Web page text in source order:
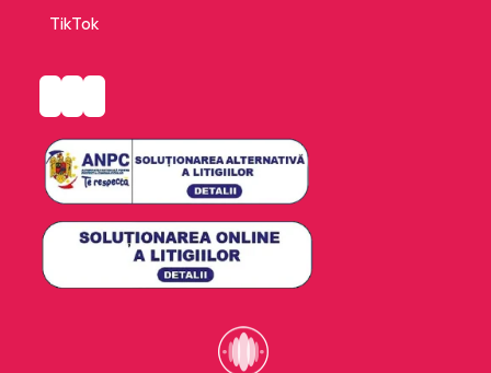
TikTok